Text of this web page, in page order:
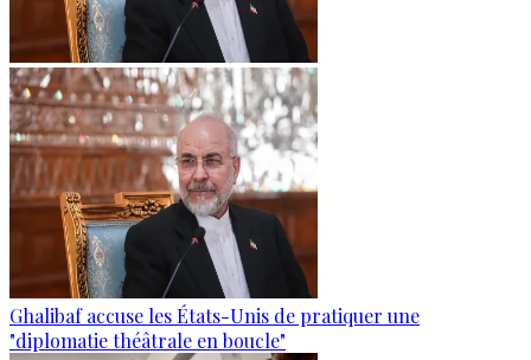
Ghalibaf accuse les États-Unis de pratiquer une
"diplomatie théâtrale en boucle"